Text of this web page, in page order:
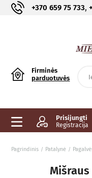
+370 659 75 733,
Firminės
parduotuvės
Prisijungti
Registracija
Pagrindinis Patalynė